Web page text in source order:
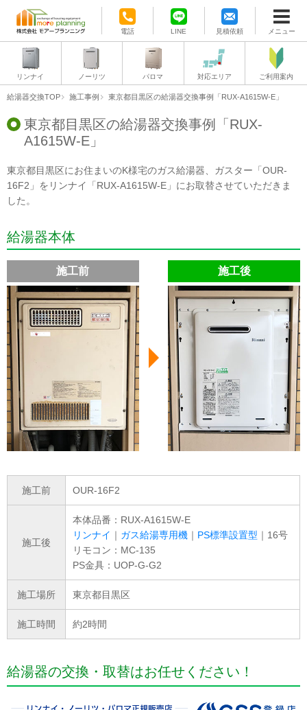
電話 LINE 見積依頼 メニュー
リンナイ ノーリツ パロマ 対応エリア ご利用案内
給湯器交換TOP 施工事例 東京都目黒区の給湯器交換事例「RUX-A1615W-E」
東京都目黒区の給湯器交換事例「RUX-
A1615W-E」
東京都目黒区にお住まいのK様宅のガス給湯器、ガスター「OUR-
16F2」をリンナイ「RUX-A1615W-E」にお取替させていただきま
した。
給湯器本体
施工前 施工後
施工前 OUR-16F2
施工後
本体品番：RUX-A1615W-E
リンナイ ｜ ガス給湯専用機 ｜ PS標準設置型 ｜16号
リモコン：MC-135
PS金具：UOP-G-G2
施工場所 東京都目黒区
施工時間 約2時間
給湯器の交換・取替はお任せください！